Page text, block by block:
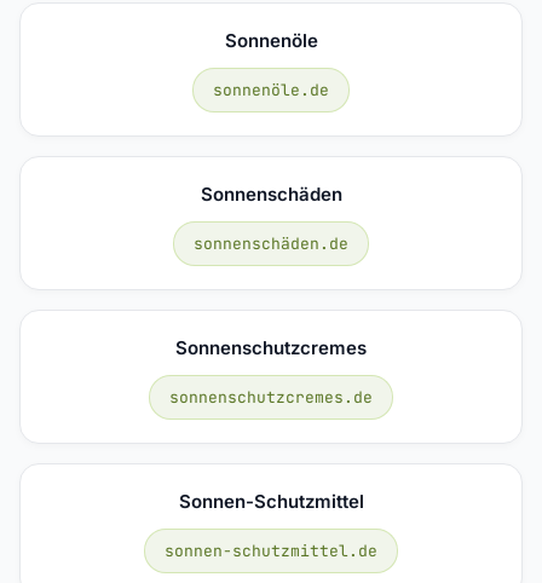
Sonnenöle
sonnenöle.de
Sonnenschäden
sonnenschäden.de
Sonnenschutzcremes
sonnenschutzcremes.de
Sonnen-Schutzmittel
sonnen-schutzmittel.de